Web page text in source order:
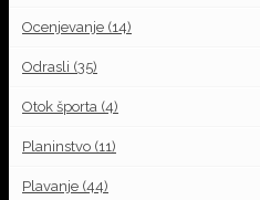
Ocenjevanje (14)
Odrasli (35)
Otok športa (4)
Planinstvo (11)
Plavanje (44)